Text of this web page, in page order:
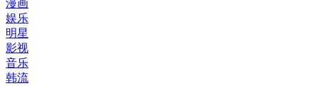
漫画
娱乐
明星
影视
音乐
韩流